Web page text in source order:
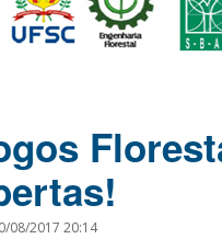
08/2017 20:14